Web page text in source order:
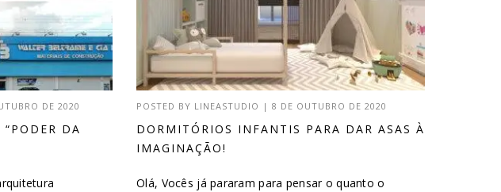
DE 2020
DA
POSTED BY LINEASTUDIO |8 DE OUTUBRO DE 2020
DORMITÓRIOS INFANTIS PARA DAR ASAS À
IMAGINAÇÃO!
Olá, Vocês já pararam para pensar o quanto o